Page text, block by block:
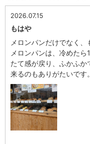
2026.07.15
もはや
メロンパンだけでなく、
メロンパンは、冷めた
たて感が戻り、ふかふ
来るのもありがたいです。